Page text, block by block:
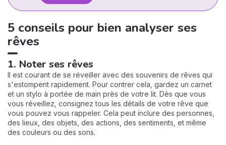
5 conseils pour bien analyser ses
rêves
1. Noter ses rêves
Il est courant de se réveiller avec des souvenirs de rêves qui
s'estompent rapidement. Pour contrer cela, gardez un carnet
et un stylo à portée de main près de votre lit. Dès que vous
vous réveillez, consignez tous les détails de votre rêve que
vous pouvez vous rappeler. Cela peut inclure des personnes,
des lieux, des objets, des actions, des sentiments, et même
des couleurs ou des sons.